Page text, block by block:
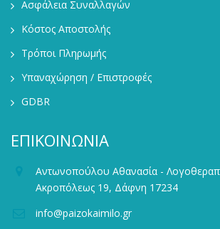
Ασφάλεια Συναλλαγών
Κόστος Αποστολής
Τρόποι Πληρωμής
Υπαναχώρηση / Επιστροφές
GDBR
ΕΠΙΚΟΙΝΩΝΙΑ
Αντωνοπούλου Αθανασία -
Ακροπόλεως 19, Δάφνη 17234
info@paizokaimilo.gr